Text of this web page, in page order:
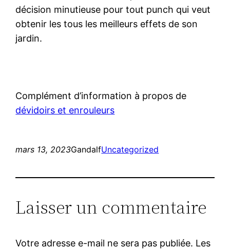
décision minutieuse pour tout punch qui veut
obtenir les tous les meilleurs effets de son
jardin.
Complément d’information à propos de
dévidoirs et enrouleurs
mars 13, 2023GandalfUncategorized
Laisser un commentaire
Votre adresse e-mail ne sera pas publiée. Les